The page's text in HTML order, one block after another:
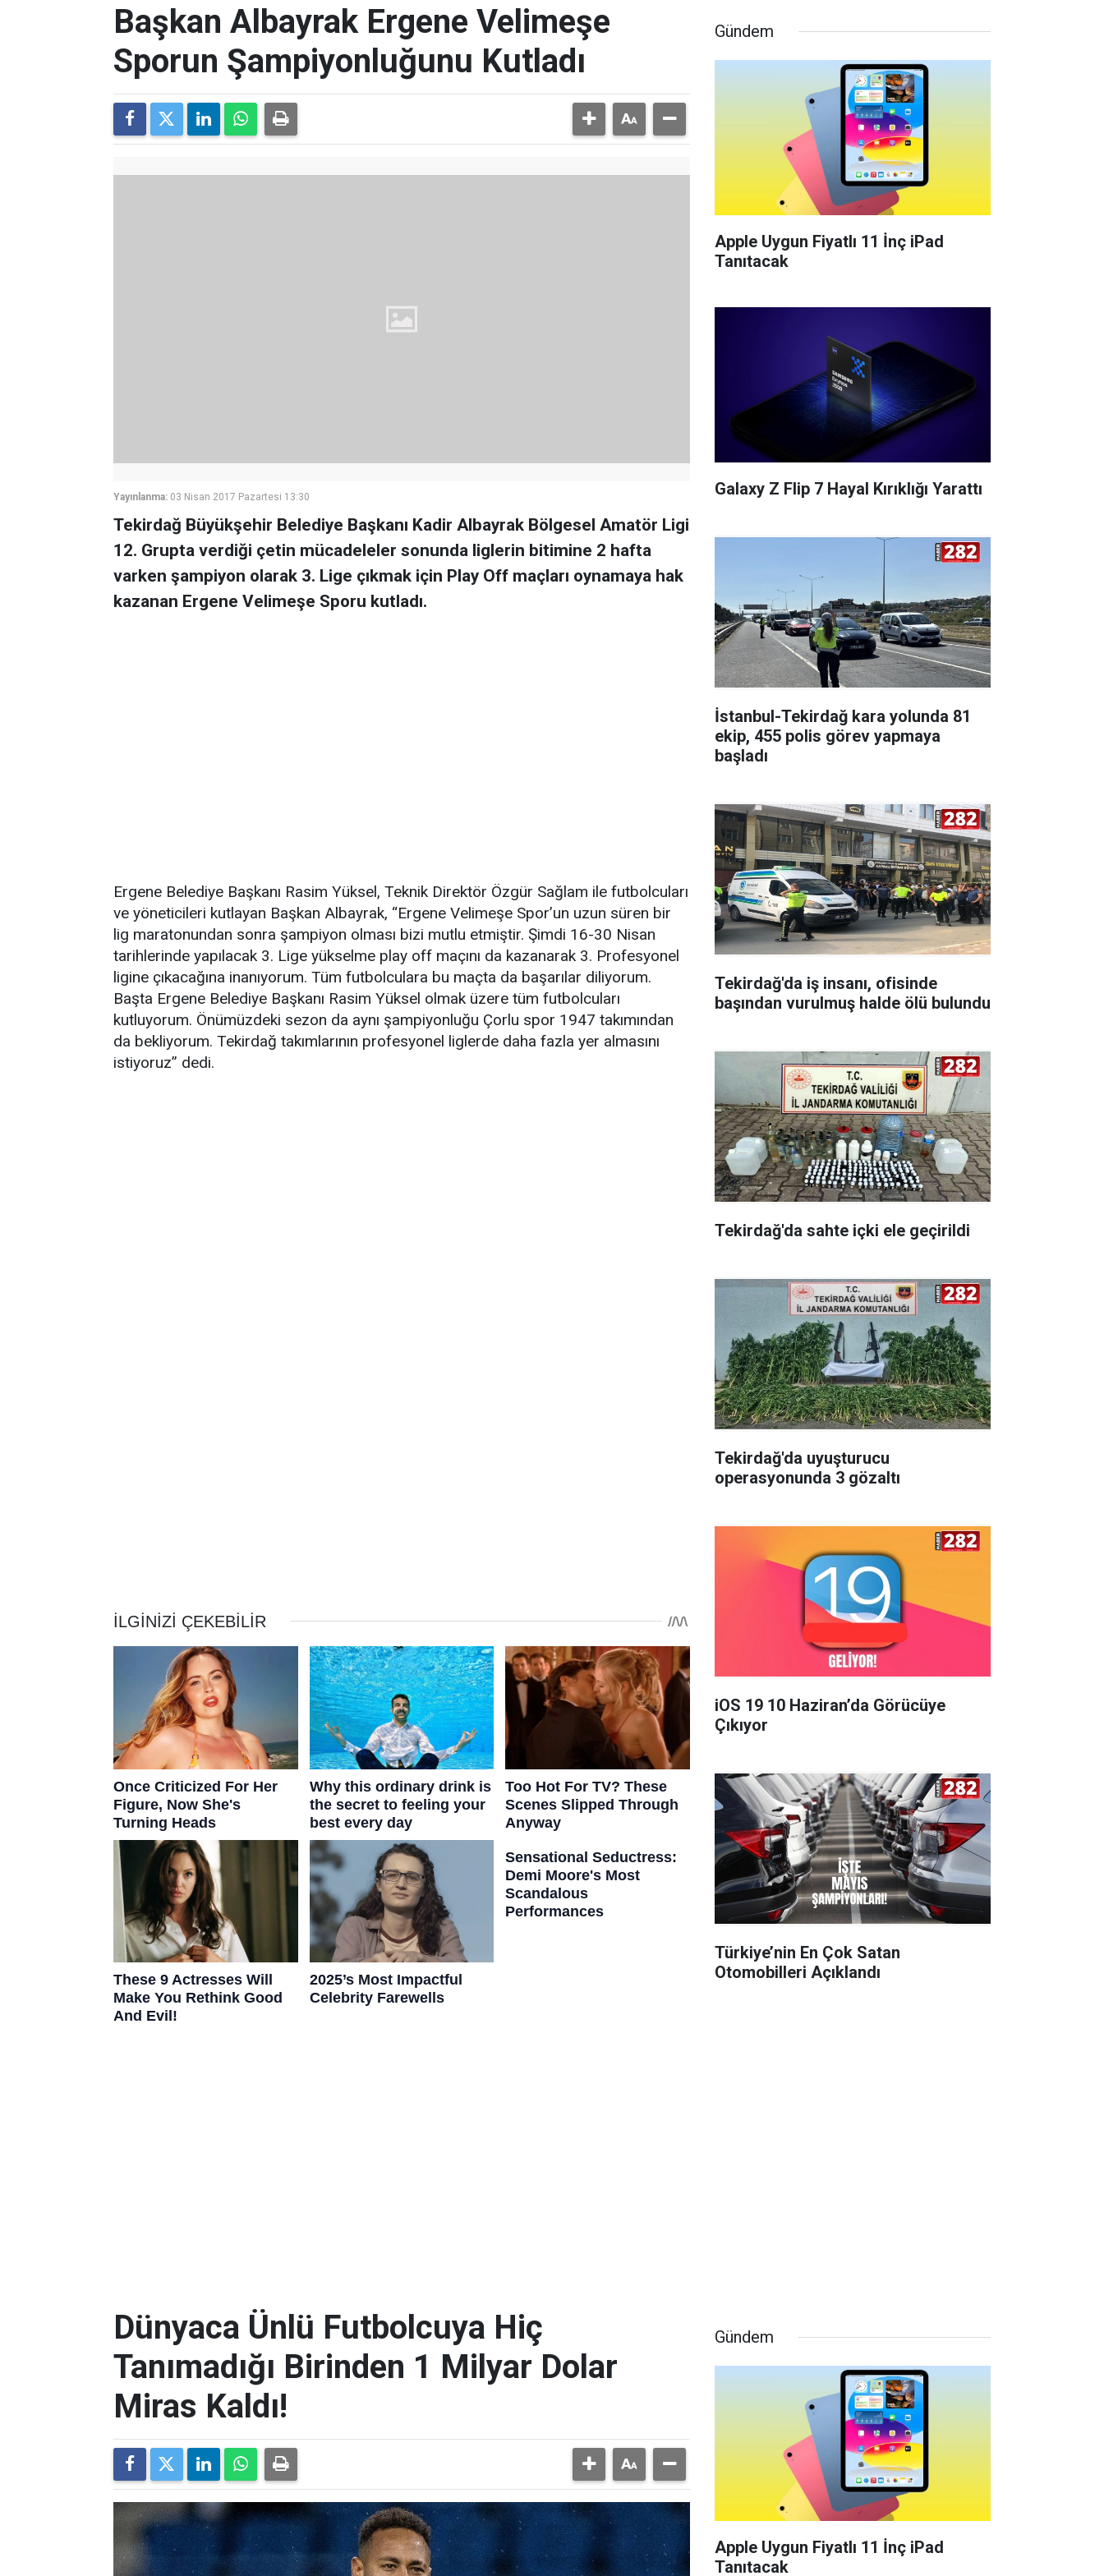
Başkan Albayrak Ergene Velimeşe
Sporun Şampiyonluğunu Kutladı
Yayınlanma: 03 Nisan 2017 Pazartesi 13:30
Tekirdağ Büyükşehir Belediye Başkanı Kadir Albayrak Bölgesel Amatör Ligi
12. Grupta verdiği çetin mücadeleler sonunda liglerin bitimine 2 hafta
varken şampiyon olarak 3. Lige çıkmak için Play Off maçları oynamaya hak
kazanan Ergene Velimeşe Sporu kutladı.
Ergene Belediye Başkanı Rasim Yüksel, Teknik Direktör Özgür Sağlam ile futbolcuları
ve yöneticileri kutlayan Başkan Albayrak, “Ergene Velimeşe Spor’un uzun süren bir
lig maratonundan sonra şampiyon olması bizi mutlu etmiştir. Şimdi 16-30 Nisan
tarihlerinde yapılacak 3. Lige yükselme play off maçını da kazanarak 3. Profesyonel
ligine çıkacağına inanıyorum. Tüm futbolculara bu maçta da başarılar diliyorum.
Başta Ergene Belediye Başkanı Rasim Yüksel olmak üzere tüm futbolcuları
kutluyorum. Önümüzdeki sezon da aynı şampiyonluğu Çorlu spor 1947 takımından
da bekliyorum. Tekirdağ takımlarının profesyonel liglerde daha fazla yer almasını
istiyoruz” dedi.
Gündem
Apple Uygun Fiyatlı 11 İnç iPad
Tanıtacak
Galaxy Z Flip 7 Hayal Kırıklığı Yarattı
İstanbul-Tekirdağ kara yolunda 81
ekip, 455 polis görev yapmaya
başladı
Tekirdağ'da iş insanı, ofisinde
başından vurulmuş halde ölü bulundu
Tekirdağ'da sahte içki ele geçirildi
Tekirdağ'da uyuşturucu
operasyonunda 3 gözaltı
iOS 19 10 Haziran’da Görücüye
Çıkıyor
Türkiye’nin En Çok Satan
Otomobilleri Açıklandı
Dünyaca Ünlü Futbolcuya Hiç
Tanımadığı Birinden 1 Milyar Dolar
Miras Kaldı!
Gündem
Apple Uygun Fiyatlı 11 İnç iPad
Tanıtacak